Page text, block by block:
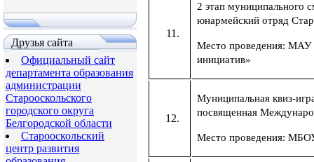
Друзья сайта
Официальный сайт
департамента образования
администрации
Старооскольского
городского округа
Белгородской области
Старооскольский
центр развития
2 этап муниципального
юнармейский отряд
Место проведения:
инициатив»
Муниципальная квиз-
посвященная
Место проведения: